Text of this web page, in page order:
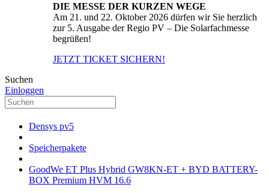
DIE MESSE DER KURZEN WEGE
Am 21. und 22. Oktober 2026 dürfen wir Sie herzlich
zur 5. Ausgabe der Regio PV – Die Solarfachmesse
begrüßen!
JETZT TICKET SICHERN!
Suchen
Einloggen
Densys pv5
Speicherpakete
GoodWe ET Plus Hybrid GW8KN-ET + BYD BATTERY-
BOX Premium HVM 16.6